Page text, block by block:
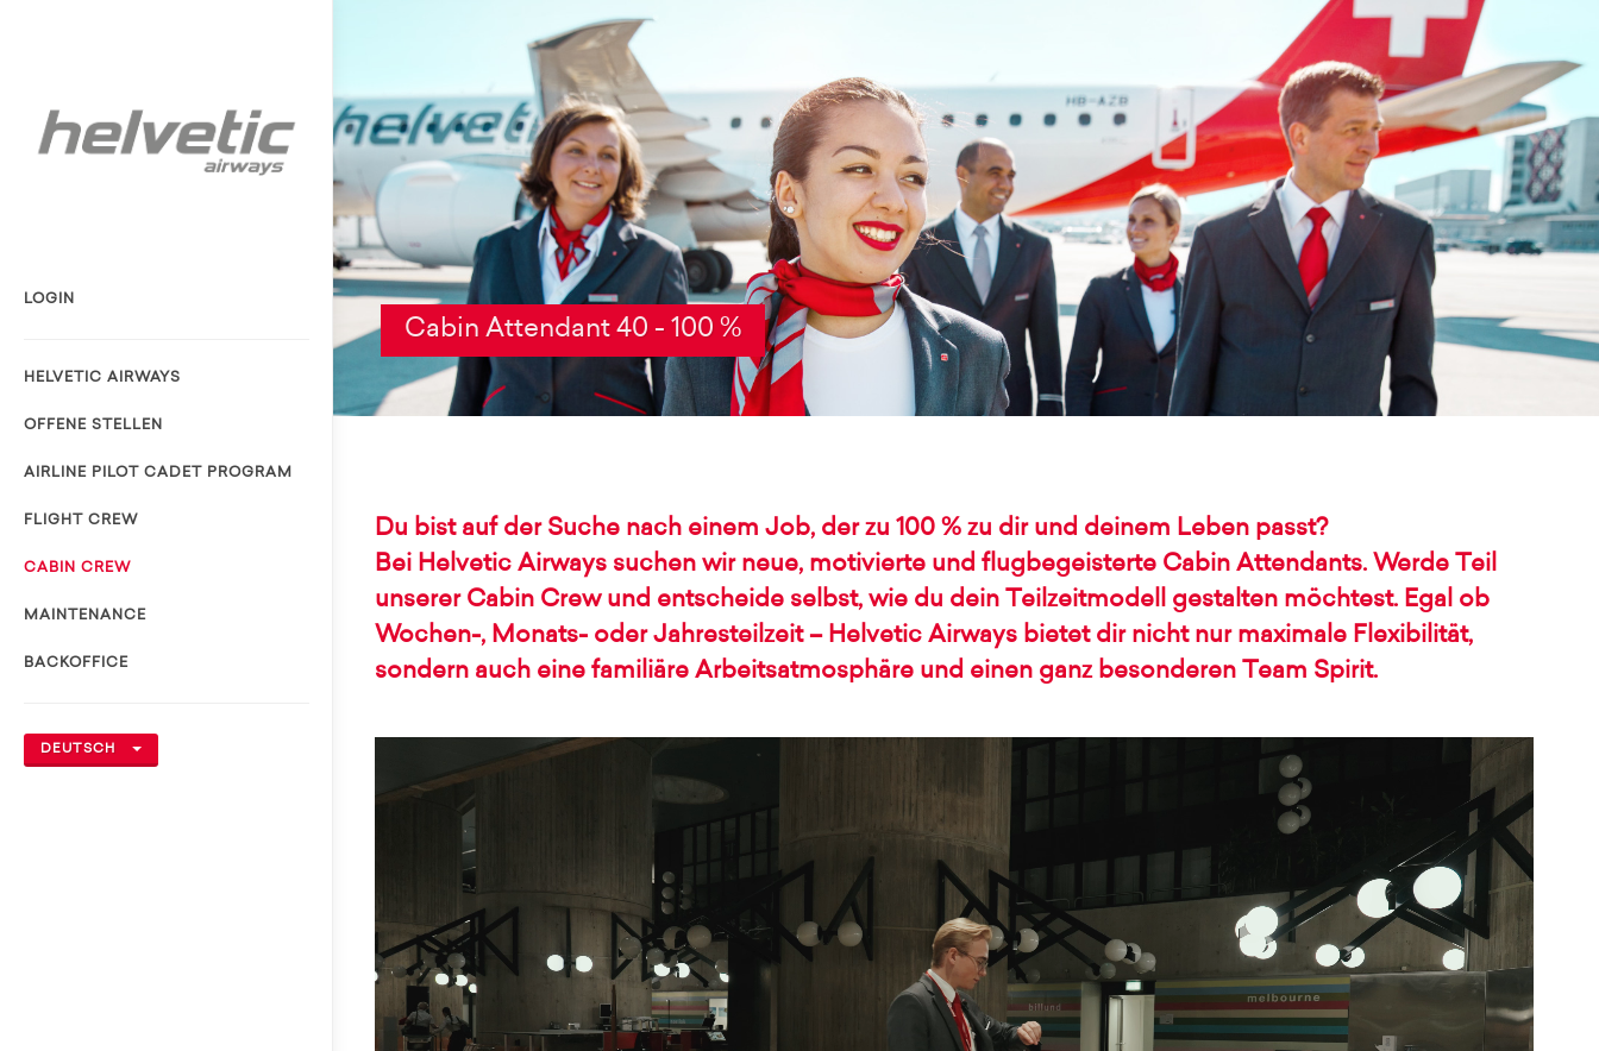
LOGIN
HELVETIC AIRWAYS
OFFENE STELLEN
AIRLINE PILOT CADET PROGRAM
FLIGHT CREW
CABIN CREW
MAINTENANCE
BACKOFFICE
DEUTSCH
Cabin Attendant 40 - 100 %
Du bist auf der Suche nach einem Job, der zu 100 % zu dir und deinem Leben passt?
Bei Helvetic Airways suchen wir neue, motivierte und flugbegeisterte Cabin Attendants. Werde Teil
unserer Cabin Crew und entscheide selbst, wie du dein Teilzeitmodell gestalten möchtest. Egal ob
Wochen-, Monats- oder Jahresteilzeit – Helvetic Airways bietet dir nicht nur maximale Flexibilität,
sondern auch eine familiäre Arbeitsatmosphäre und einen ganz besonderen Team Spirit.